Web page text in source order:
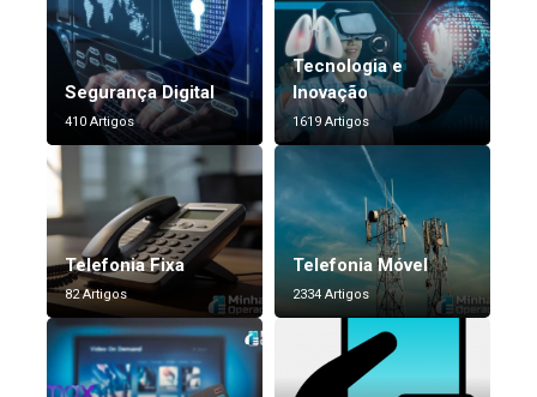
Segurança Digital
410 Artigos
Tecnologia e
Inovação
1619 Artigos
Telefonia Fixa
82 Artigos
Telefonia Móvel
2334 Artigos